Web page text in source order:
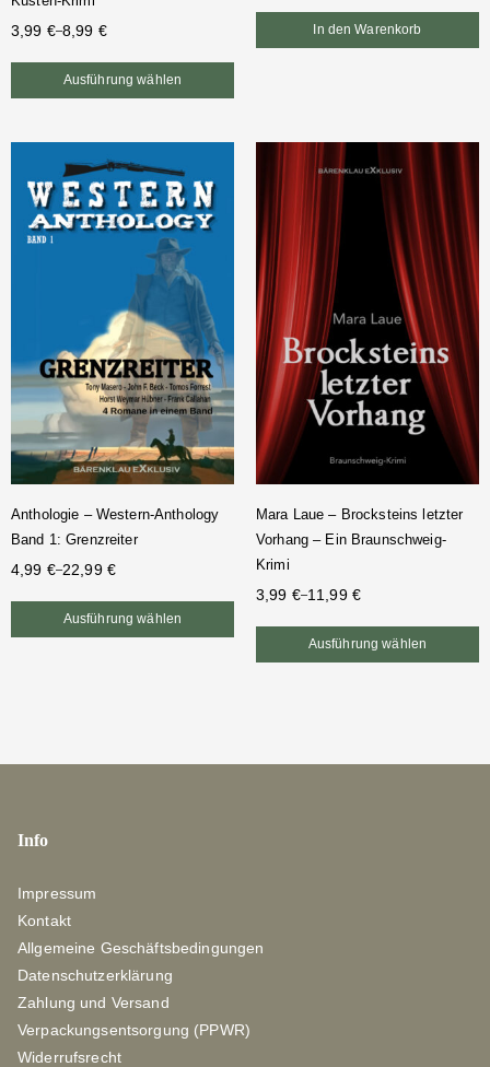
3,99 €–8,99 €
Ausführung wählen
In den Warenkorb
Anthologie – Western-Anthology
Band 1: Grenzreiter
4,99 €–22,99 €
Ausführung wählen
Mara Laue – Brocksteins letzter
Vorhang – Ein Braunschweig-
Krimi
3,99 €–11,99 €
Ausführung wählen
Info
Impressum
Kontakt
Allgemeine Geschäftsbedingungen
Datenschutzerklärung
Zahlung und Versand
Verpackungsentsorgung (PPWR)
Widerrufsrecht